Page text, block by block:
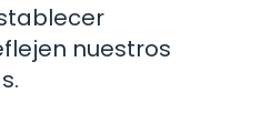
nuestros